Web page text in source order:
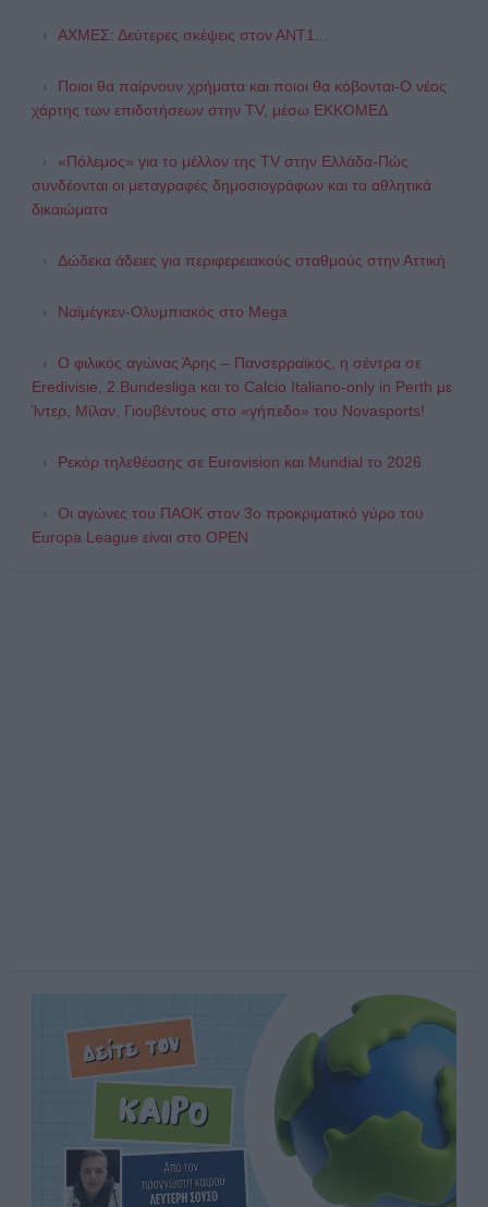
ΑΧΜΕΣ: Δεύτερες σκέψεις στον ΑΝΤ1...
Ποιοι θα παίρνουν χρήματα και ποιοι θα κόβονται-Ο νέος
χάρτης των επιδοτήσεων στην TV, μέσω ΕΚΚΟΜΕΔ
«Πόλεμος» για το μέλλον της TV στην Ελλάδα-Πώς
συνδέονται οι μεταγραφές δημοσιογράφων και τα αθλητικά
δικαιώματα
Δώδεκα άδειες για περιφερειακούς σταθμούς στην Αττική
Ναϊμέγκεν-Ολυμπιακός στο Mega
Ο φιλικός αγώνας Άρης – Πανσερραϊκός, η σέντρα σε
Eredivisie, 2.Bundesliga και το Calcio Italiano-only in Perth με
Ίντερ, Μίλαν, Γιουβέντους στο «γήπεδο» του Novasports!
Ρεκόρ τηλεθέασης σε Eurovision και Mundial το 2026
Οι αγώνες του ΠΑΟΚ στον 3ο προκριματικό γύρο του
Europa League είναι στο OPEN